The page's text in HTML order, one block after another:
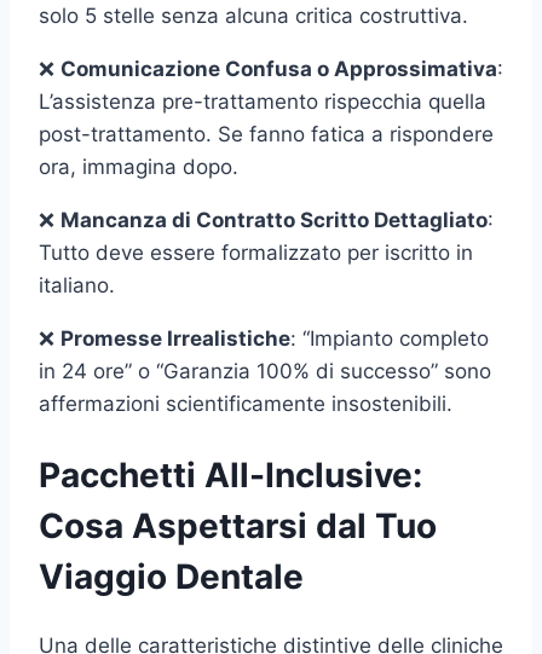
solo 5 stelle senza alcuna critica costruttiva.
❌ Comunicazione Confusa o Approssimativa:
L’assistenza pre-trattamento rispecchia quella
post-trattamento. Se fanno fatica a rispondere
ora, immagina dopo.
❌ Mancanza di Contratto Scritto Dettagliato:
Tutto deve essere formalizzato per iscritto in
italiano.
❌ Promesse Irrealistiche: “Impianto completo
in 24 ore” o “Garanzia 100% di successo” sono
affermazioni scientificamente insostenibili.
Pacchetti All-Inclusive:
Cosa Aspettarsi dal Tuo
Viaggio Dentale
Una delle caratteristiche distintive delle cliniche